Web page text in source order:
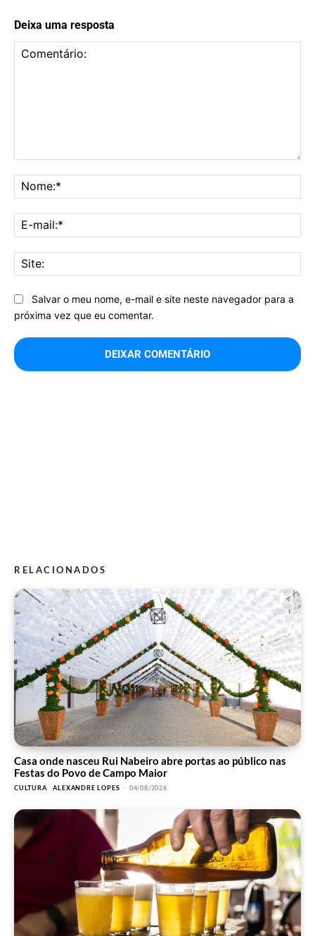
Deixa uma resposta
Salvar o meu nome, e-mail e site neste navegador para a
próxima vez que eu comentar.
RELACIONADOS
Casa onde nasceu Rui Nabeiro abre portas ao público nas
Festas do Povo de Campo Maior
CULTURA ALEXANDRE LOPES - 04/08/2026